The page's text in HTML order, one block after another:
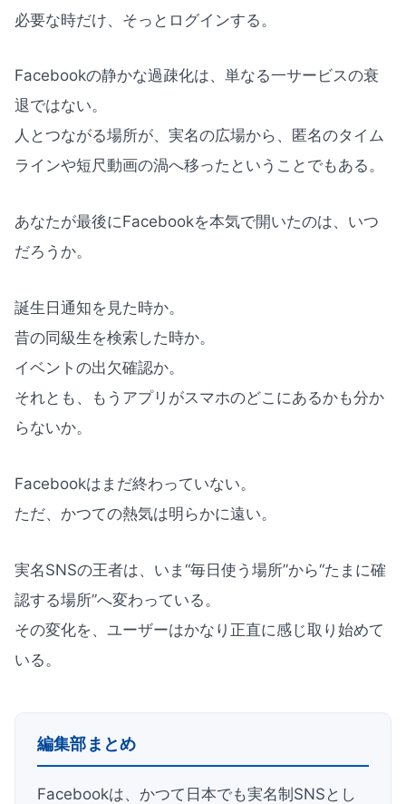
必要な時だけ、そっとログインする。
Facebookの静かな過疎化は、単なる一サービスの衰
退ではない。
人とつながる場所が、実名の広場から、匿名のタイム
ラインや短尺動画の渦へ移ったということでもある。
あなたが最後にFacebookを本気で開いたのは、いつ
だろうか。
誕生日通知を見た時か。
昔の同級生を検索した時か。
イベントの出欠確認か。
それとも、もうアプリがスマホのどこにあるかも分か
らないか。
Facebookはまだ終わっていない。
ただ、かつての熱気は明らかに遠い。
実名SNSの王者は、いま“毎日使う場所”から“たまに確
認する場所”へ変わっている。
その変化を、ユーザーはかなり正直に感じ取り始めて
いる。
編集部まとめ
Facebookは、かつて日本でも実名制SNSとし